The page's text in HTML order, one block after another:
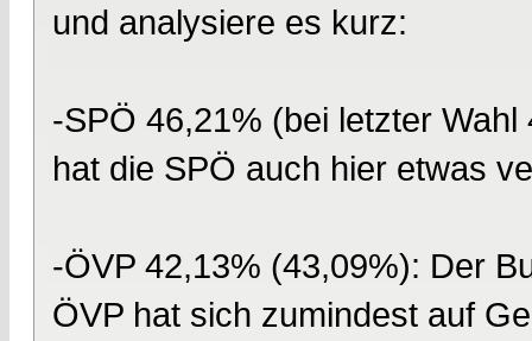
und analysiere es kurz:
-SPÖ 46,21% (bei letzter
hat die SPÖ auch hier etwas
-ÖVP 42,13% (43,09%): Der
ÖVP hat sich zumindest auf